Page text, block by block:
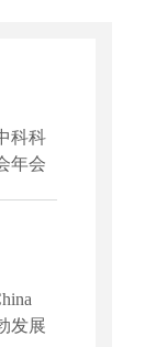
科科
年会
发展